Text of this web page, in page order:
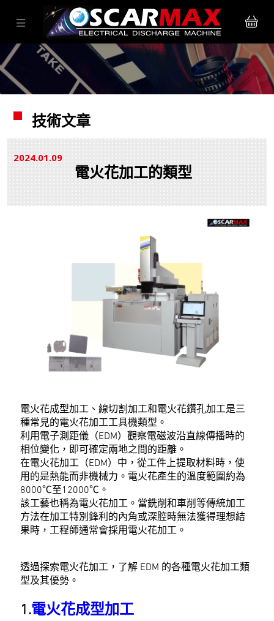
技術文章
2024.01 09
電火花加工的類型
電火花成型加工、線切割加工和電火花鑽孔加工是三
種常見的電火花加工工具機類型。
利用電子測距儀（EDM）觀察電磁波沿直線傳播時的
相位變化，即可確定兩地之間的距離。
在電火花加工（EDM）中，從工件上提取材料時，使
用的是熱能而非機械力。電火花產生的溫度範圍約為
8000℃至12000℃。
該工藝也稱為電火花加工。當銑削和車削等傳統加工
方法在加工特別鋒利的內角或深腔時無法獲得理想結
果時，工程師通常會採用電火花加工。
透過探索電火花加工，了解 EDM 的各種電火花加工類
型及其優勢。
1.電火花成型加工